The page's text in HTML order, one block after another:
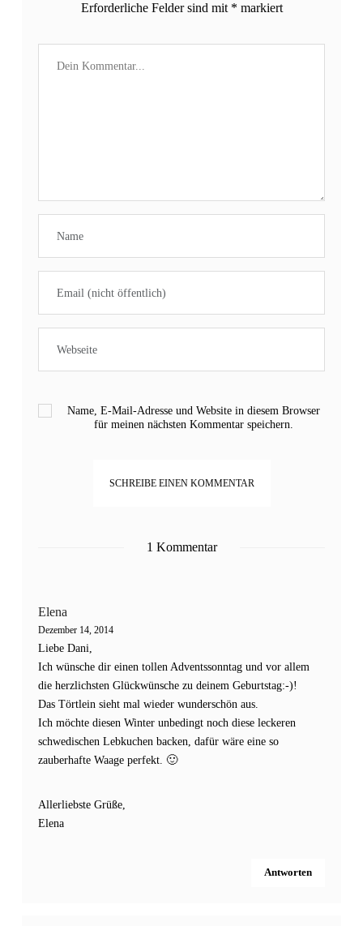
Erforderliche Felder sind mit * markiert
Name, E-Mail-Adresse und Website in diesem Browser
für meinen nächsten Kommentar speichern.
1 Kommentar
Elena
Dezember 14, 2014
Liebe Dani,
Ich wünsche dir einen tollen Adventssonntag und vor allem
die herzlichsten Glückwünsche zu deinem Geburtstag:-)!
Das Törtlein sieht mal wieder wunderschön aus.
Ich möchte diesen Winter unbedingt noch diese leckeren
schwedischen Lebkuchen backen, dafür wäre eine so
zauberhafte Waage perfekt. 🙂
Allerliebste Grüße,
Elena
Antworten